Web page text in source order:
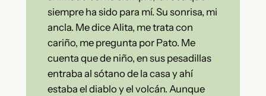
siempre ha sido para mí. Su sonrisa, mi
ancla. Me dice Alita, me trata con
cariño, me pregunta por Pato. Me
cuenta que de niño, en sus pesadillas
entraba al sótano de la casa y ahí
estaba el diablo y el volcán. Aunque